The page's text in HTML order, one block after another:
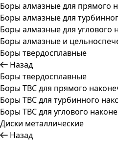
Боры алмазные для прямого
Боры алмазные для
Боры алмазные для углового
Боры алмазные и
Боры твердосплавные
Назад
Боры твердосплавные
Боры ТВС для прямого
Боры ТВС для турбинного
Боры ТВС для углового
Диски металлические
Назад